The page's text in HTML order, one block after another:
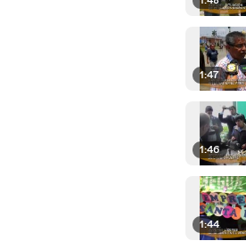
1:47
1:46
1:44